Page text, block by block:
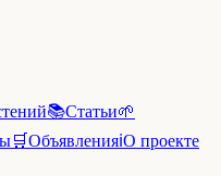
📚Статьи🌱
🛒Объявленияℹ️О проекте